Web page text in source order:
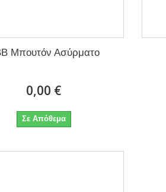
Μπουτόν Ασύρματο
0,00 €
Σε Απόθεμα